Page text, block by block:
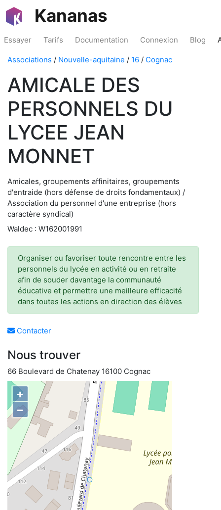
Kananas
Essayer Tarifs Documentation Connexion Blog
Associations / Nouvelle-aquitaine / 16 / Cognac
AMICALE DES
PERSONNELS DU
LYCEE JEAN
MONNET
Amicales, groupements affinitaires, groupements
d'entraide (hors défense de droits fondamentaux) /
Association du personnel d'une entreprise (hors
caractère syndical)
Waldec : W162001991
Organiser ou favoriser toute rencontre entre les
personnels du lycée en activité ou en retraite
afin de souder davantage la communauté
éducative et permettre une meilleure efficacité
dans toutes les actions en direction des élèves
Contacter
Nous trouver
66 Boulevard de Chatenay 16100 Cognac
+
−